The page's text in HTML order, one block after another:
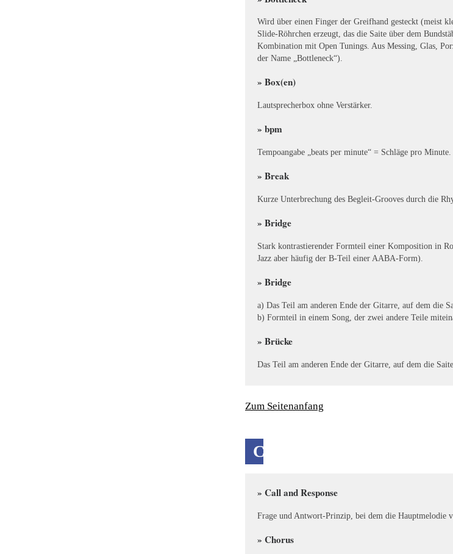
Wird über einen Finger der Greifhand gesteckt (meist
Slide-Röhrchen erzeugt, das die Saite über dem
Kombination mit Open Tunings. Aus Messing, Glas,
der Name „Bottleneck“).
» Box(en)
Lautsprecherbox ohne Verstärker.
» bpm
Tempoangabe „beats per minute“ = Schläge pro Minute.
» Break
Kurze Unterbrechung des Begleit-Grooves durch die
» Bridge
Stark kontrastierender Formteil einer Komposition in
Jazz aber häufig der B-Teil einer AABA-Form).
» Bridge
a) Das Teil am anderen Ende der Gitarre, auf dem die
b) Formteil in einem Song, der zwei andere Teile
» Brücke
Das Teil am anderen Ende der Gitarre, auf dem die
Zum Seitenanfang
C
» Call and Response
Frage und Antwort-Prinzip, bei dem die Hauptmelodie
» Chorus